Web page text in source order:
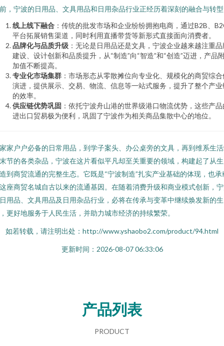
，宁波的日用品、文具用品和日用杂品行业正经历着深刻的融合与转
线上线下融合 ：传统的批发市场和企业纷纷拥抱电商，通过B2B、
平台拓展销售渠道，同时利用直播带货等新形式直接面向消费者。
品牌化与品质升级 ：无论是日用品还是文具，宁波企业越来越注重
建设、设计创新和品质提升，从“制造”向“智造”和“创造”迈进，产品
加值不断提高。
专业化市场集群 ：市场形态从零散摊位向专业化、规模化的商贸综合
演进，提供展示、交易、物流、信息等一站式服务，提升了整个产业
的效率。
供应链优势巩固 ：依托宁波舟山港的世界级港口物流优势，这些产品
进出口贸易极为便利，巩固了宁波作为相关商品集散中心的地位。
家户户必备的日常用品，到学子案头、办公桌旁的文具，再到维系生
节的各类杂品，宁波在这片看似平凡却至关重要的领域，构建起了从
到商贸流通的完整生态。它既是“宁波制造”扎实产业基础的体现，也承
座商贸名城自古以来的流通基因。在随着消费升级和商业模式创新，
用品、文具用品及日用杂品行业，必将在传承与变革中继续焕发新的生
更好地服务于人民生活，并助力城市经济的持续繁荣。
如若转载，请注明出处：http://www.yshaobo2.com/product/94.html
更新时间：2026-08-07 06:33:06
产品列表
PRODUCT